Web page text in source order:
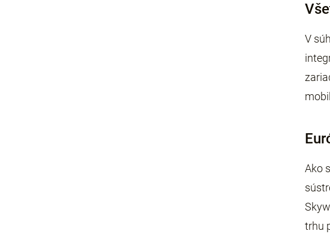
V
Ako
trhu